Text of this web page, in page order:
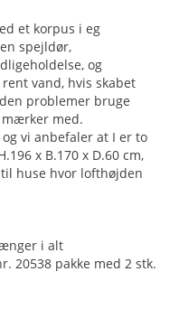
et korpus i eg
spejldør,
og
vand, hvis skabet
problemer bruge
med.
vi anbefaler at I er to
x B.170 x D.60 cm,
huse hvor lofthøjden
i alt
20538 pakke med 2 stk.